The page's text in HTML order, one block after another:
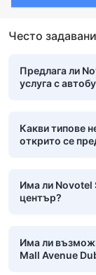
Често
Предлага ли
услуга с
Какви типове
открито се
Има ли Novotel
център?
Има ли
Mall Avenue